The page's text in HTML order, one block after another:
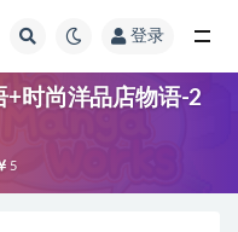
登录
+时尚洋品店物语-2
5